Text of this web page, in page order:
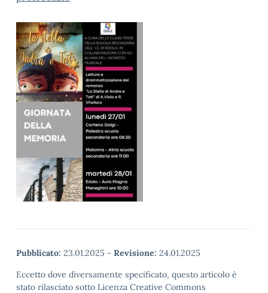
Pubblicato: 23.01.2025 - Revisione: 24.01.2025
Eccetto dove diversamente specificato, questo articolo è
stato rilasciato sotto Licenza Creative Commons